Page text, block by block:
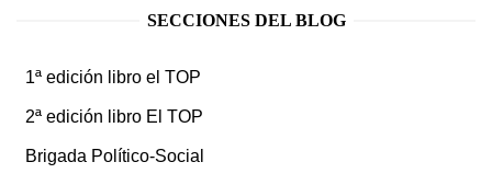
SECCIONES DEL BLOG
1ª edición libro el TOP
2ª edición libro El TOP
Brigada Político-Social